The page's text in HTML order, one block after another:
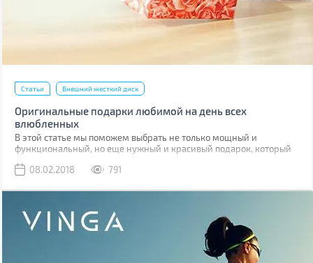
Статьи Внешний жесткий диск
Оригинальные подарки любимой на день всех
влюбленных
В этой статье мы поможем выбрать не только мощный и
функциональный, но еще нужный и красивый подарок, который
08.02.2018
791